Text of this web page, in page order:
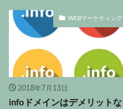
WEBマーケティング
2018年7月13日
infoドメインはデメリットな